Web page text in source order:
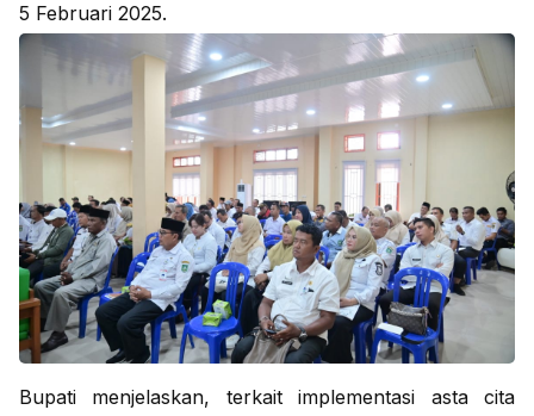
5 Februari 2025.
Bupati menjelaskan, terkait implementasi asta cita